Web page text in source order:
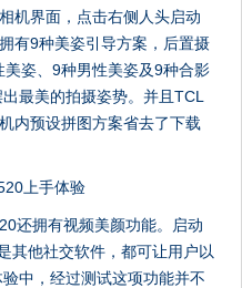
机界面，点击右侧人头启动
有9种美姿引导方案，后置摄
姿、9种男性美姿及9种合影
最美的拍摄姿势。并且TCL
内预设拼图方案省去了下载
还拥有视频美颜功能。启动
其他社交软件，都可让用户以
中，经过测试这项功能并不